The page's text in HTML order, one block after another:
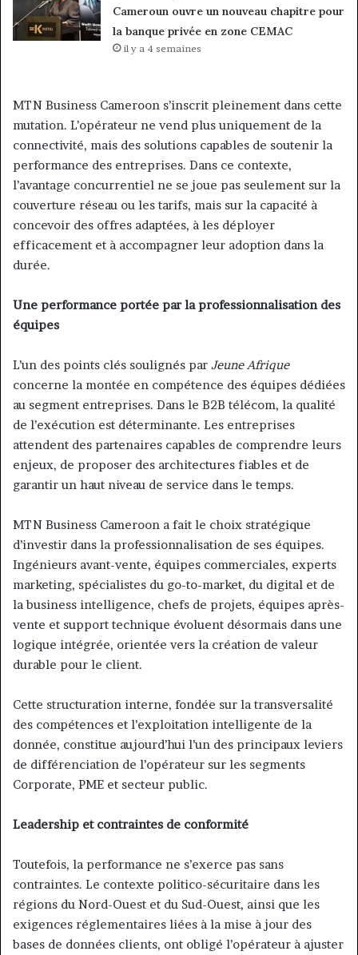
Cameroun ouvre un nouveau chapitre pour
la banque privée en zone CEMAC
il y a 4 semaines
MTN Business Cameroon s’inscrit pleinement dans cette
mutation. L’opérateur ne vend plus uniquement de la
connectivité, mais des solutions capables de soutenir la
performance des entreprises. Dans ce contexte,
l’avantage concurrentiel ne se joue pas seulement sur la
couverture réseau ou les tarifs, mais sur la capacité à
concevoir des offres adaptées, à les déployer
efficacement et à accompagner leur adoption dans la
durée.
Une performance portée par la professionnalisation des
équipes
L’un des points clés soulignés par Jeune Afrique
concerne la montée en compétence des équipes dédiées
au segment entreprises. Dans le B2B télécom, la qualité
de l’exécution est déterminante. Les entreprises
attendent des partenaires capables de comprendre leurs
enjeux, de proposer des architectures fiables et de
garantir un haut niveau de service dans le temps.
MTN Business Cameroon a fait le choix stratégique
d’investir dans la professionnalisation de ses équipes.
Ingénieurs avant-vente, équipes commerciales, experts
marketing, spécialistes du go-to-market, du digital et de
la business intelligence, chefs de projets, équipes après-
vente et support technique évoluent désormais dans une
logique intégrée, orientée vers la création de valeur
durable pour le client.
Cette structuration interne, fondée sur la transversalité
des compétences et l’exploitation intelligente de la
donnée, constitue aujourd’hui l’un des principaux leviers
de différenciation de l’opérateur sur les segments
Corporate, PME et secteur public.
Leadership et contraintes de conformité
Toutefois, la performance ne s’exerce pas sans
contraintes. Le contexte politico-sécuritaire dans les
régions du Nord-Ouest et du Sud-Ouest, ainsi que les
exigences réglementaires liées à la mise à jour des
bases de données clients, ont obligé l’opérateur à ajuster